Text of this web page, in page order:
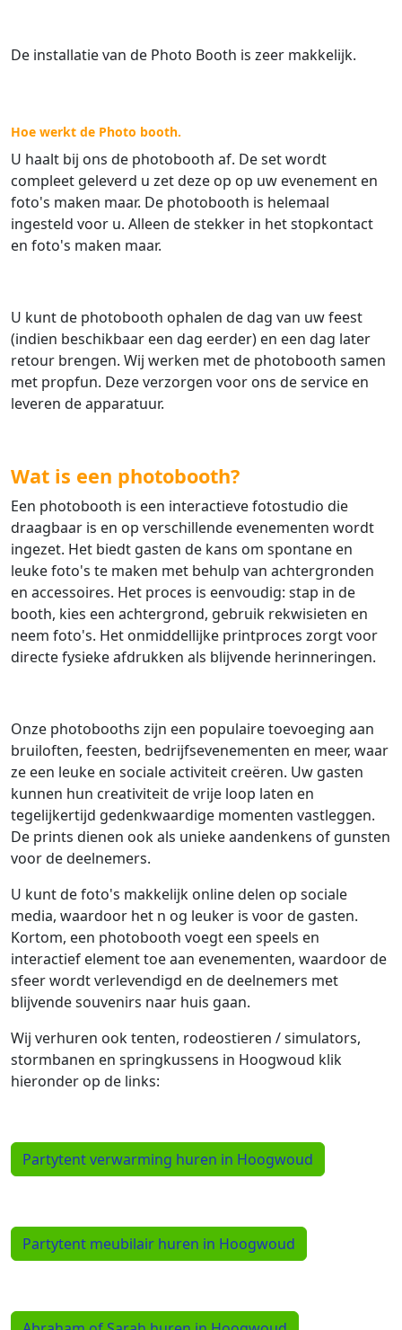
De installatie van de Photo Booth is zeer makkelijk.
Hoe werkt de Photo booth.
U haalt bij ons de photobooth af. De set wordt
compleet geleverd u zet deze op op uw evenement en
foto's maken maar. De photobooth is helemaal
ingesteld voor u. Alleen de stekker in het stopkontact
en foto's maken maar.
U kunt de photobooth ophalen de dag van uw feest
(indien beschikbaar een dag eerder) en een dag later
retour brengen. Wij werken met de photobooth samen
met propfun. Deze verzorgen voor ons de service en
leveren de apparatuur.
Wat is een photobooth?
Een photobooth is een interactieve fotostudio die
draagbaar is en op verschillende evenementen wordt
ingezet. Het biedt gasten de kans om spontane en
leuke foto's te maken met behulp van achtergronden
en accessoires. Het proces is eenvoudig: stap in de
booth, kies een achtergrond, gebruik rekwisieten en
neem foto's. Het onmiddellijke printproces zorgt voor
directe fysieke afdrukken als blijvende herinneringen.
Onze photobooths zijn een populaire toevoeging aan
bruiloften, feesten, bedrijfsevenementen en meer, waar
ze een leuke en sociale activiteit creëren. Uw gasten
kunnen hun creativiteit de vrije loop laten en
tegelijkertijd gedenkwaardige momenten vastleggen.
De prints dienen ook als unieke aandenkens of gunsten
voor de deelnemers.
U kunt de foto's makkelijk online delen op sociale
media, waardoor het n og leuker is voor de gasten.
Kortom, een photobooth voegt een speels en
interactief element toe aan evenementen, waardoor de
sfeer wordt verlevendigd en de deelnemers met
blijvende souvenirs naar huis gaan.
Wij verhuren ook tenten, rodeostieren / simulators,
stormbanen en springkussens in Hoogwoud klik
hieronder op de links:
Partytent verwarming huren in Hoogwoud
Partytent meubilair huren in Hoogwoud